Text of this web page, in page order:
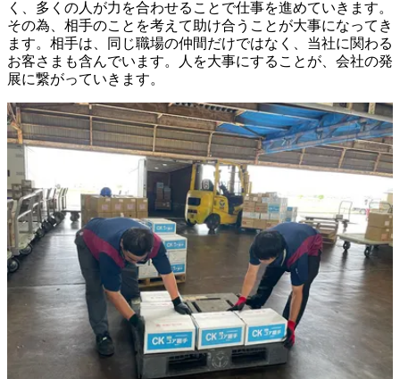
く、多くの人が力を合わせることで仕事を進めていきます。
その為、相手のことを考えて助け合うことが大事になってき
ます。相手は、同じ職場の仲間だけではなく、当社に関わる
お客さまも含んでいます。人を大事にすることが、会社の発
展に繋がっていきます。